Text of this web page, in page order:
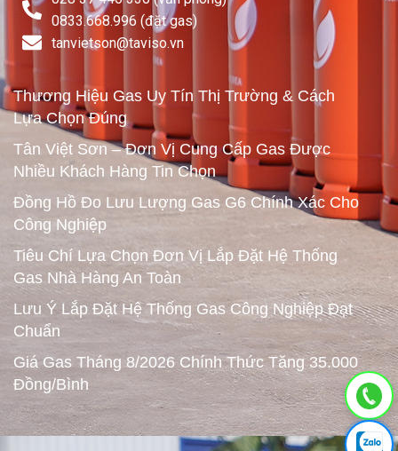
0833.668.996 (đặt gas)
tanvietson@taviso.vn​
Thương Hiệu Gas Uy Tín Thị Trường & Cách
Lựa Chọn Đúng
Tân Việt Sơn – Đơn Vị Cung Cấp Gas Được
Nhiều Khách Hàng Tin Chọn
Đồng Hồ Đo Lưu Lượng Gas G6 Chính Xác Cho
Công Nghiệp
Tiêu Chí Lựa Chọn Đơn Vị Lắp Đặt Hệ Thống
Gas Nhà Hàng An Toàn
Lưu Ý Lắp Đặt Hệ Thống Gas Công Nghiệp Đạt
Chuẩn
Giá Gas Tháng 8/2026 Chính Thức Tăng 35.000
Đồng/Bình